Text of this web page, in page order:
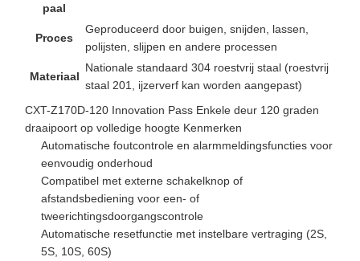
paal
Proces
Geproduceerd door buigen, snijden, lassen,
polijsten, slijpen en andere processen
Materiaal
Nationale standaard 304 roestvrij staal (roestvrij
staal 201, ijzerverf kan worden aangepast)
CXT-Z170D-120 Innovation Pass Enkele deur 120 graden
draaipoort op volledige hoogte Kenmerken
Automatische foutcontrole en alarmmeldingsfuncties voor
eenvoudig onderhoud
Compatibel met externe schakelknop of
afstandsbediening voor een- of
tweerichtingsdoorgangscontrole
Automatische resetfunctie met instelbare vertraging (2S,
5S, 10S, 60S)